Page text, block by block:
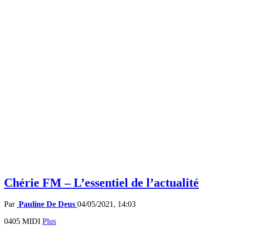
Chérie FM – L’essentiel de l’actualité
Par Pauline De Deus 04/05/2021, 14:03
0405 MIDI Plus